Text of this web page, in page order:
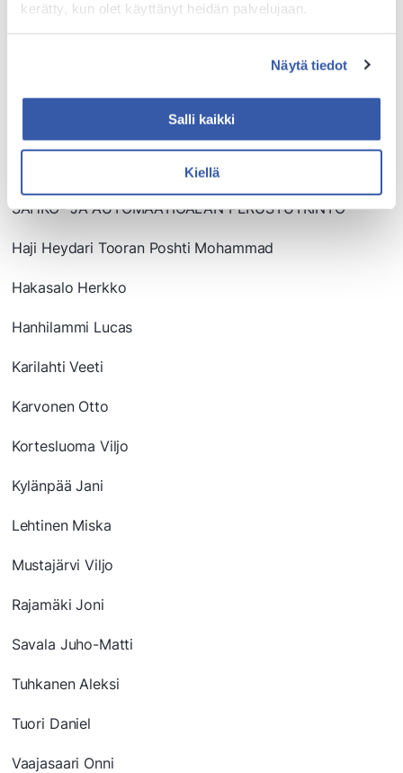
kerätty, kun olet käyttänyt heidän palvelujaan.
Näytä tiedot
Salli kaikki
Kiellä
Loisko Lilli
SÄHKÖ- JA AUTOMAATIOALAN PERUSTUTKINTO
Haji Heydari Tooran Poshti Mohammad
Hakasalo Herkko
Hanhilammi Lucas
Karilahti Veeti
Karvonen Otto
Kortesluoma Viljo
Kylänpää Jani
Lehtinen Miska
Mustajärvi Viljo
Rajamäki Joni
Savala Juho-Matti
Tuhkanen Aleksi
Tuori Daniel
Vaajasaari Onni